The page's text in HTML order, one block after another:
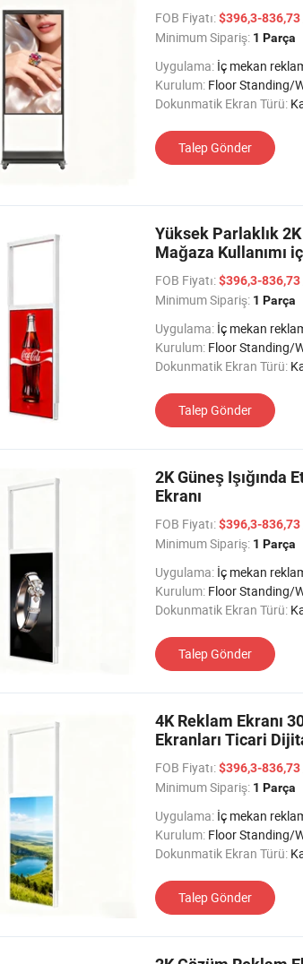
FOB Fiyatı:$396,3-836,73
Minimum Sipariş: 1 Parça
Uygulama: İç mekan reklam oynatıcı, Dış mekan
Kurulum: Floor Standing/
Dokunmatik Ekran Türü:
Talep Gönder
Yüksek Parlaklık
Mağaza Kullanımı
FOB Fiyatı:$396,3-836,73
Minimum Sipariş: 1 Parça
Uygulama: İç mekan reklam oynatıcı, Dış mekan
Kurulum: Floor Standing/
Dokunmatik Ekran Türü:
Talep Gönder
2K Güneş Işığında
Ekranı
FOB Fiyatı:$396,3-836,73
Minimum Sipariş: 1 Parça
Uygulama: İç mekan reklam oynatıcı, Dış mekan
Kurulum: Floor Standing/
Dokunmatik Ekran Türü:
Talep Gönder
4K Reklam Ekranı
Ekranları Ticari
FOB Fiyatı:$396,3-836,73
Minimum Sipariş: 1 Parça
Uygulama: İç mekan reklam oynatıcı, Dış mekan
Kurulum: Floor Standing/
Dokunmatik Ekran Türü:
Talep Gönder